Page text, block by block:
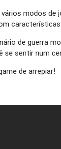
modos de
de guerra
sentir num
de arrepiar!